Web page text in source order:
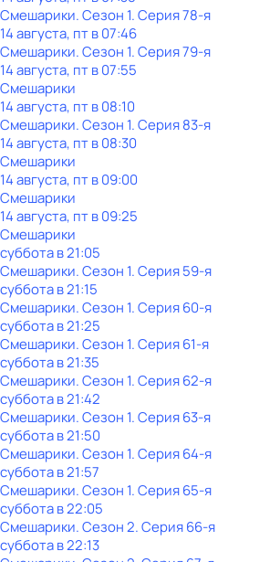
Смешарики. Сезон 1. Серия 78-я
14 августа, пт в 07:46
Смешарики. Сезон 1. Серия 79-я
14 августа, пт в 07:55
Смешарики
14 августа, пт в 08:10
Смешарики. Сезон 1. Серия 83-я
14 августа, пт в 08:30
Смешарики
14 августа, пт в 09:00
Смешарики
14 августа, пт в 09:25
Смешарики
субботав21:05
Смешарики. Сезон 1. Серия 59-я
субботав21:15
Смешарики. Сезон 1. Серия 60-я
субботав21:25
Смешарики. Сезон 1. Серия 61-я
субботав21:35
Смешарики. Сезон 1. Серия 62-я
субботав21:42
Смешарики. Сезон 1. Серия 63-я
субботав21:50
Смешарики. Сезон 1. Серия 64-я
субботав21:57
Смешарики. Сезон 1. Серия 65-я
субботав22:05
Смешарики. Сезон 2. Серия 66-я
субботав22:13